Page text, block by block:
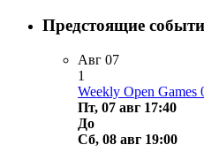
Предстоящие
Авг 07
1
Weekly Open Games
Пт, 07 авг 17:40
До
Сб, 08 авг 19:00